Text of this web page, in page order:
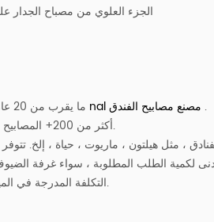
الجزء العلوي من مصباح الجدار
1. ما يقرب من 20 عامًا من الخبرة في nal مصنع مصابيح الفندق .
2. أكثر من 200+ المصابيح والمرايا لديها قدرة قوية على حسب الطلب أضواء.
5. التكلفة المدرجة في الميزانية بجودة مضمونة و في الوقت المحدد التسليم.